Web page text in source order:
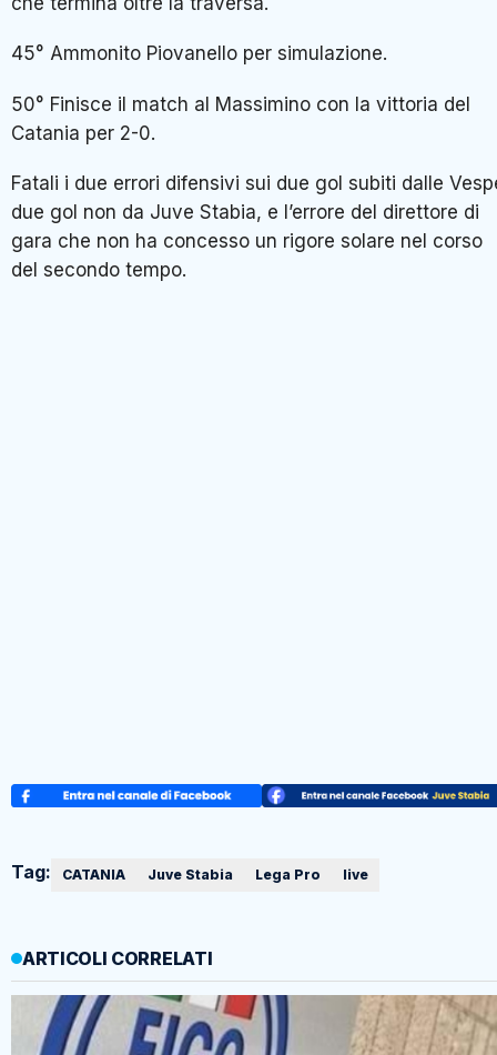
45° Ammonito Piovanello per simulazione.
50° Finisce il match al Massimino con la vittoria del
Catania per 2-0.
Fatali i due errori difensivi sui due gol subiti dalle
due gol non da Juve Stabia, e l’errore del direttore di
gara che non ha concesso un rigore solare nel corso
del secondo tempo.
Tag: CATANIA Juve Stabia Lega Pro live
ARTICOLI CORRELATI